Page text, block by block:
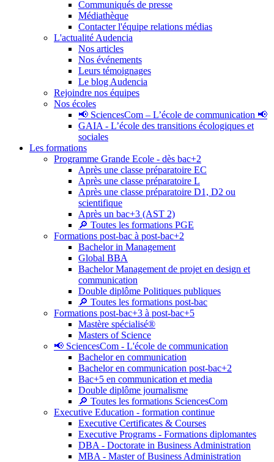
Communiqués de presse
Médiathèque
Contacter l'équipe relations médias
L'actualité Audencia
Nos articles
Nos événements
Leurs témoignages
Le blog Audencia
Rejoindre nos équipes
Nos écoles
📢 SciencesCom – L’école de communication 📢
GAIA - L’école des transitions écologiques et
sociales
Les formations
Programme Grande Ecole - dès bac+2
Après une classe préparatoire EC
Après une classe préparatoire L
Après une classe préparatoire D1, D2 ou
scientifique
Après un bac+3 (AST 2)
🔎 Toutes les formations PGE
Formations post-bac à post-bac+2
Bachelor in Management
Global BBA
Bachelor Management de projet en design et
communication
Double diplôme Politiques publiques
🔎 Toutes les formations post-bac
Formations post-bac+3 à post-bac+5
Mastère spécialisé®
Masters of Science
📢 SciencesCom - L'école de communication
Bachelor en communication
Bachelor en communication post-bac+2
Bac+5 en communication et media
Double diplôme journalisme
🔎 Toutes les formations SciencesCom
Executive Education - formation continue
Executive Certificates & Courses
Executive Programs - Formations diplomantes
DBA - Doctorate in Business Administration
MBA - Master of Business Administration